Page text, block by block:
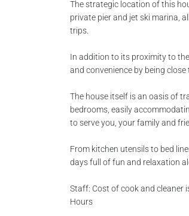
The strategic location of this
private pier and jet ski marina,
trips.
In addition to its proximity to
and convenience by being
The house itself is an oasis of
bedrooms, easily
to serve you, your family and
From kitchen utensils to bed
days full of fun and relaxation
Staff: Cost of cook and cleaner
Hours